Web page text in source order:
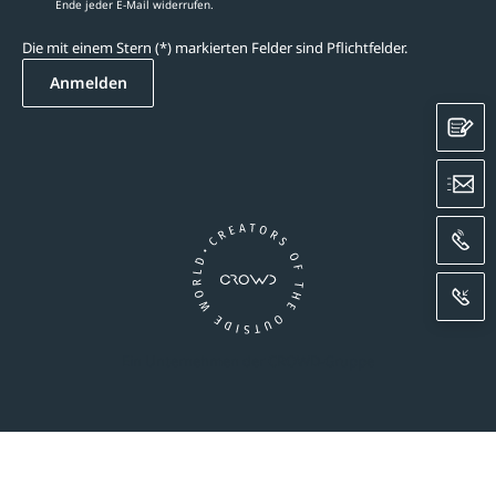
Ende jeder E-Mail widerrufen.
Die mit einem Stern (*) markierten Felder sind Pflichtfelder.
Anmelden